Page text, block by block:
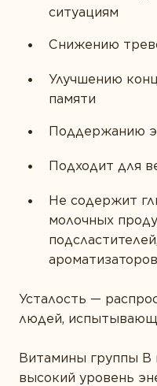
ситуациям
Снижению
Улучшению
памяти
Поддержанию
Подходит для
Не содержит
молочных
Усталость —
людей,
Витамины группы В
высокий уровень